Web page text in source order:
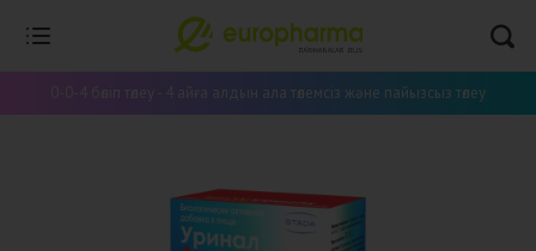
0-0-4 бөліп төлеу - 4 айға алдын ала төлемсіз және пайызсыз төлеу